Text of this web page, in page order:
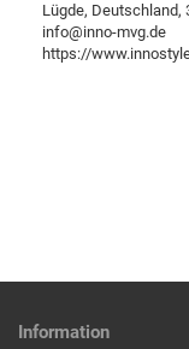
Lügde, Deutschland,
info@inno-mvg.de
https://
Information